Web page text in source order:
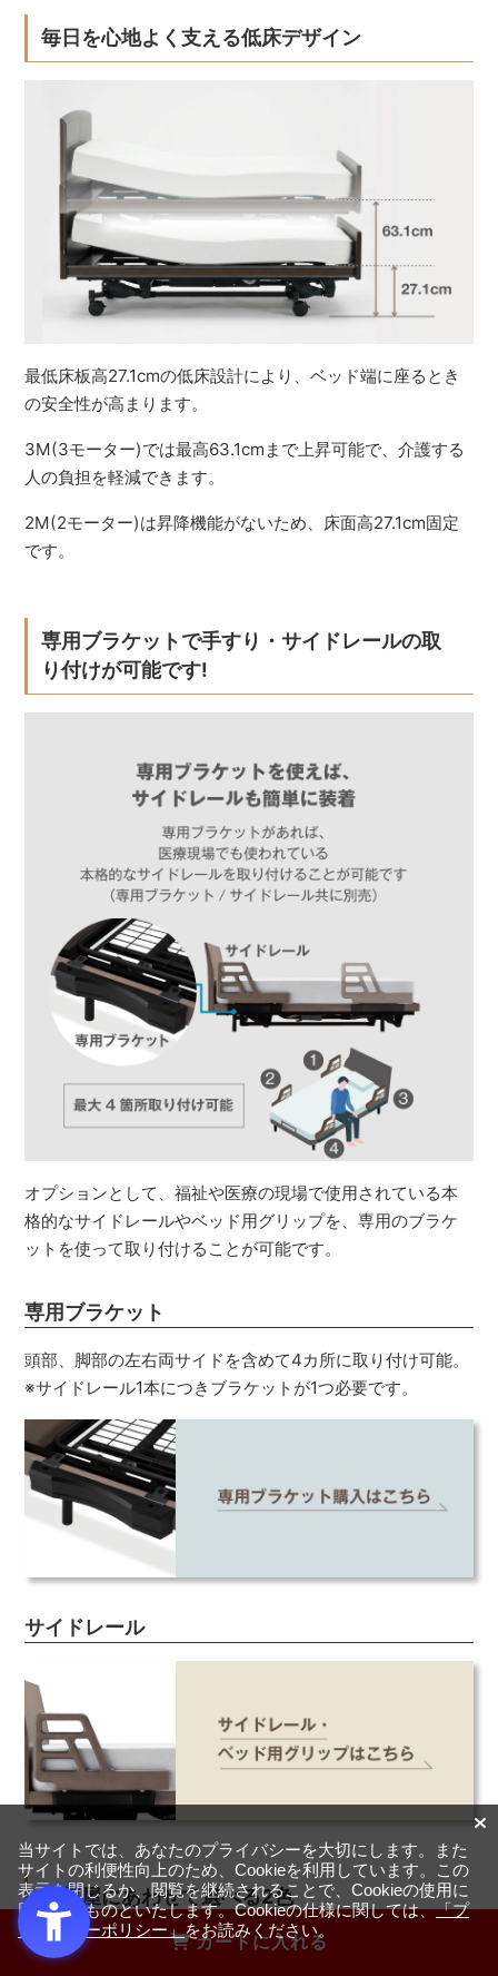
カートに入れる
毎日を心地よく支える低床デザイン
最低床板高27.1cmの低床設計により、ベッド端に座るとき
の安全性が高まります。
3M(3モーター)では最高63.1cmまで上昇可能で、介護する
人の負担を軽減できます。
2M(2モーター)は昇降機能がないため、床面高27.1cm固定
です。
専用ブラケットで手すり・サイドレールの取
り付けが可能です!
オプションとして、福祉や医療の現場で使用されている本
格的なサイドレールやベッド用グリップを、専用のブラケ
ットを使って取り付けることが可能です。
専用ブラケット
頭部、脚部の左右両サイドを含めて4カ所に取り付け可能。
※サイドレール1本につきブラケットが1つ必要です。
サイドレール
お部屋にあわせて選べる2色
当サイトでは、あなたのプライバシーを大切にします。また
サイトの利便性向上のため、Cookieを利用しています。この
表示を閉じるか、閲覧を継続されることで、Cookieの使用に
同意するものといたします。Cookieの仕様に関しては、「プ
ライバシーポリシー」をお読みください。